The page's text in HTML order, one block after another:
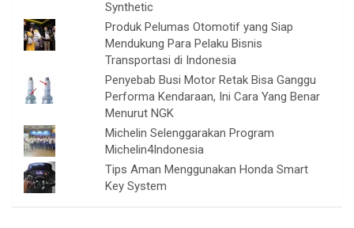
Synthetic
Produk Pelumas Otomotif yang Siap
Mendukung Para Pelaku Bisnis
Transportasi di Indonesia
Penyebab Busi Motor Retak Bisa Ganggu
Performa Kendaraan, Ini Cara Yang Benar
Menurut NGK
Michelin Selenggarakan Program
Michelin4Indonesia
Tips Aman Menggunakan Honda Smart
Key System